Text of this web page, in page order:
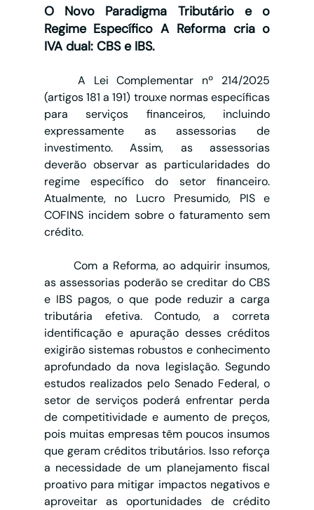
O Novo Paradigma Tributário e o
Regime Específico A Reforma cria o
IVA dual: CBS e IBS.
(artigos 181 a 191) trouxe normas específicas
para serviços financeiros, incluindo
expressamente as assessorias de
investimento. Assim, as assessorias
deverão observar as particularidades do
regime específico do setor financeiro.
Atualmente, no Lucro Presumido, PIS e
COFINS incidem sobre o faturamento sem
crédito.
	Com a Reforma, ao adquirir insumos,
as assessorias poderão se creditar do CBS
e IBS pagos, o que pode reduzir a carga
tributária efetiva. Contudo, a correta
identificação e apuração desses créditos
exigirão sistemas robustos e conhecimento
aprofundado da nova legislação. Segundo
estudos realizados pelo Senado Federal, o
setor de serviços poderá enfrentar perda
de competitividade e aumento de preços,
pois muitas empresas têm poucos insumos
que geram créditos tributários. Isso reforça
a necessidade de um planejamento fiscal
proativo para mitigar impactos negativos e
aproveitar as oportunidades de crédito